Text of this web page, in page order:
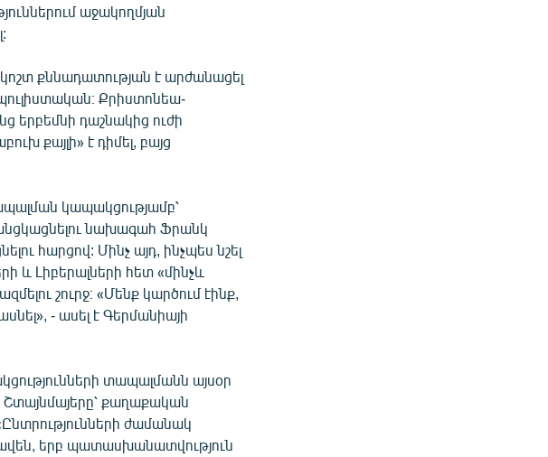
աջակողմյան
քննադատության է արժանացել
Քրիստոնեա-
երբեմնի դաշնակից ուժի
քայլի» է դիմել, բայց
կապակցությամբ՝
նախագահ Ֆրանկ
հարցով: Մինչ այդ, ինչպես նշել
և Լիբերալների հետ «մինչև
շուրջ։ «Մենք կարծում էինք,
- ասել է Գերմանիայի
տապալմանն այսօր
քաղաքական
ժամանակ
երբ պատասխանատվություն